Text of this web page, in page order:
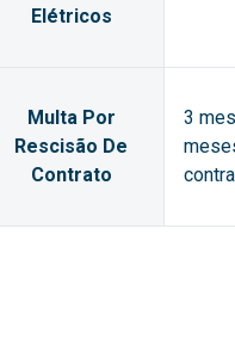
Elétricos
Multa Por
Rescisão De
Contrato
3